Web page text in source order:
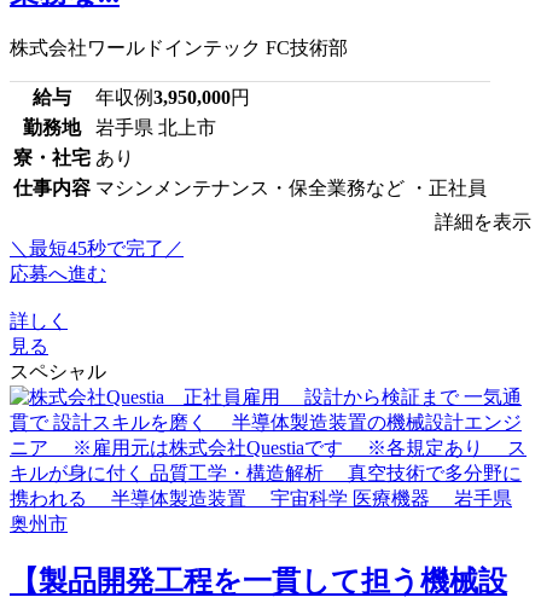
株式会社ワールドインテック FC技術部
給与 年収例3,950,000円
勤務地
岩手県 北上市
寮・社宅 あり
仕事内容 マシンメンテナンス・保全業務など ・正社員
詳細を表示
＼最短45秒で完了／
応募へ進む
詳しく
見る
スペシャル
【製品開発工程を一貫して担う機械設